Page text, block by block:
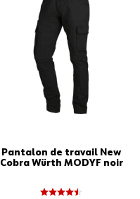
Pantalon de travail New
Cobra Würth MODYF noir